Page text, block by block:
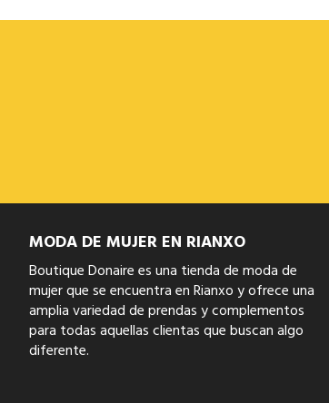
MODA DE MUJER EN RIANXO
Boutique Donaire es una tienda de moda de
mujer que se encuentra en Rianxo y ofrece una
amplia variedad de prendas y complementos
para todas aquellas clientas que buscan algo
diferente.